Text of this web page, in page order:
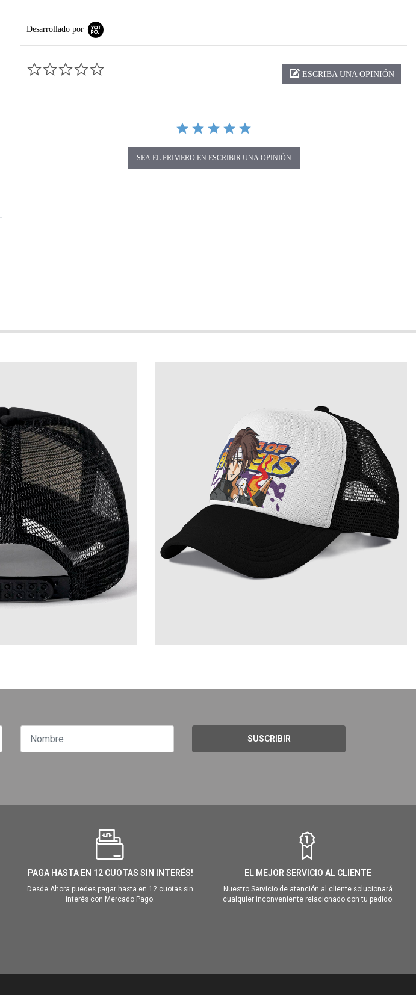
Desarrollado por
ESCRIBA UNA OPINIÓN
SEA EL PRIMERO EN ESCRIBIR UNA OPINIÓN
SUSCRIBIR
PAGA HASTA EN 12 CUOTAS SIN INTERÉS!
Desde Ahora puedes pagar hasta en 12 cuotas sin
interés con Mercado Pago.
EL MEJOR SERVICIO AL CLIENTE
Nuestro Servicio de atención al cliente solucionará
cualquier inconveniente relacionado con tu pedido.